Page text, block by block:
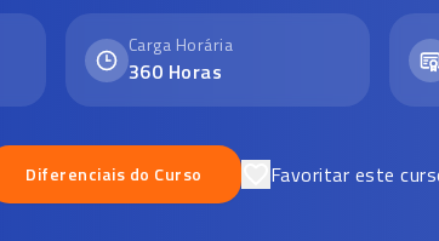
Carga Horária
360 Horas
Diferenciais do Curso Favoritar este